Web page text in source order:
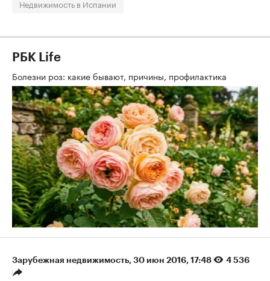
Недвижимость в Испании
РБК Life
Болезни роз: какие бывают, причины, профилактика
Зарубежная недвижимость⁠, 30 июн 2016, 17:48 4 536